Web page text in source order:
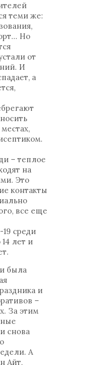
теми же:
Но
от
И
а
– теплое
на
Это
контакты
все еще
19 среди
лет и
была
и
–
За этим
снова
А
Айт,